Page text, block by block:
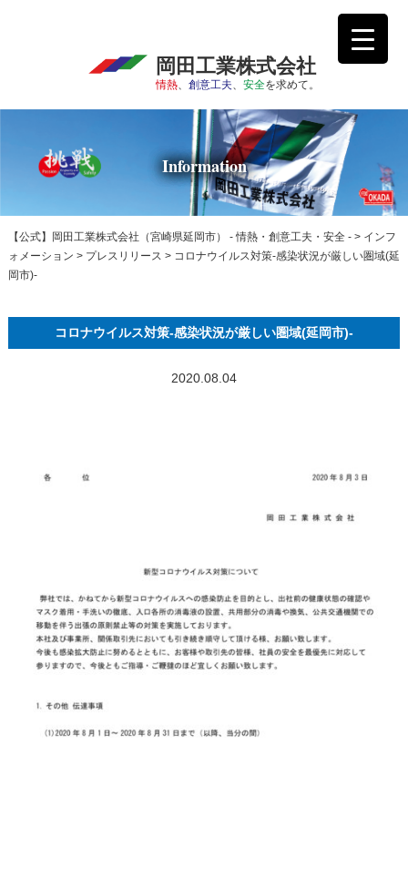
岡田工業株式会社
情熱、 創意工夫、 安全を求めて。
Information
【公式】岡田工業株式会社（宮崎県延岡市） - 情熱・創意工夫・安全 -> インフ
ォメーション > プレスリリース > コロナウイルス対策-感染状況が厳しい圏域(延
岡市)-
コロナウイルス対策-感染状況が厳しい圏域(延岡市)-
2020.08.04